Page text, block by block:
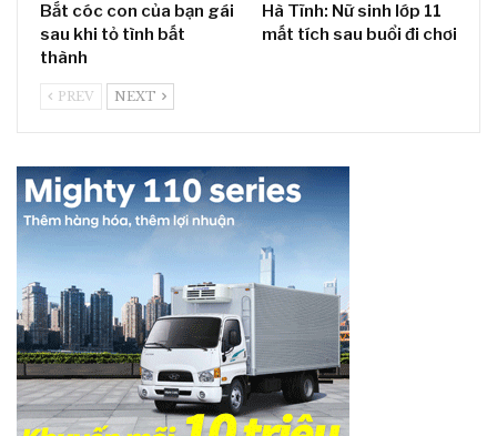
Bắt cóc con của bạn gái
sau khi tỏ tình bất
thành
Hà Tĩnh: Nữ sinh lớp 11
mất tích sau buổi đi chơi
PREV NEXT